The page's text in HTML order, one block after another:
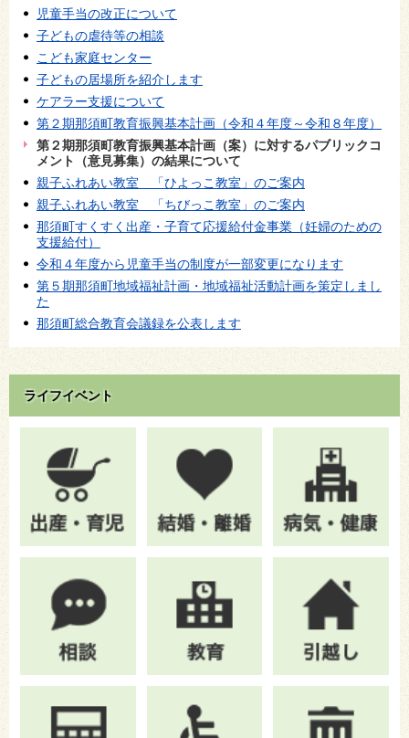
児童手当の改正について
子どもの虐待等の相談
こども家庭センター
子どもの居場所を紹介します
ケアラー支援について
第２期那須町教育振興基本計画（令和４年度～令和８年度）
第２期那須町教育振興基本計画（案）に対するパブリックコ
メント（意見募集）の結果について
親子ふれあい教室 「ひよっこ教室」のご案内
親子ふれあい教室 「ちびっこ教室」のご案内
那須町すくすく出産・子育て応援給付金事業（妊婦のための
支援給付）
令和４年度から児童手当の制度が一部変更になります
第５期那須町地域福祉計画・地域福祉活動計画を策定しまし
た
那須町総合教育会議録を公表します
ライフイベント